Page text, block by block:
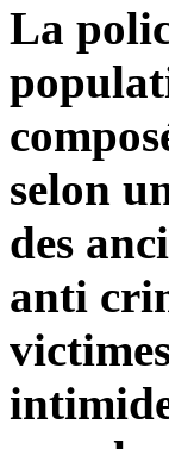
La
selon
des
anti